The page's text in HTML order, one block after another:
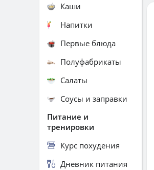
Каши
Напитки
Первые блюда
Полуфабрикаты
Салаты
Соусы и заправки
Питание и
тренировки
Курс похудения
Дневник питания